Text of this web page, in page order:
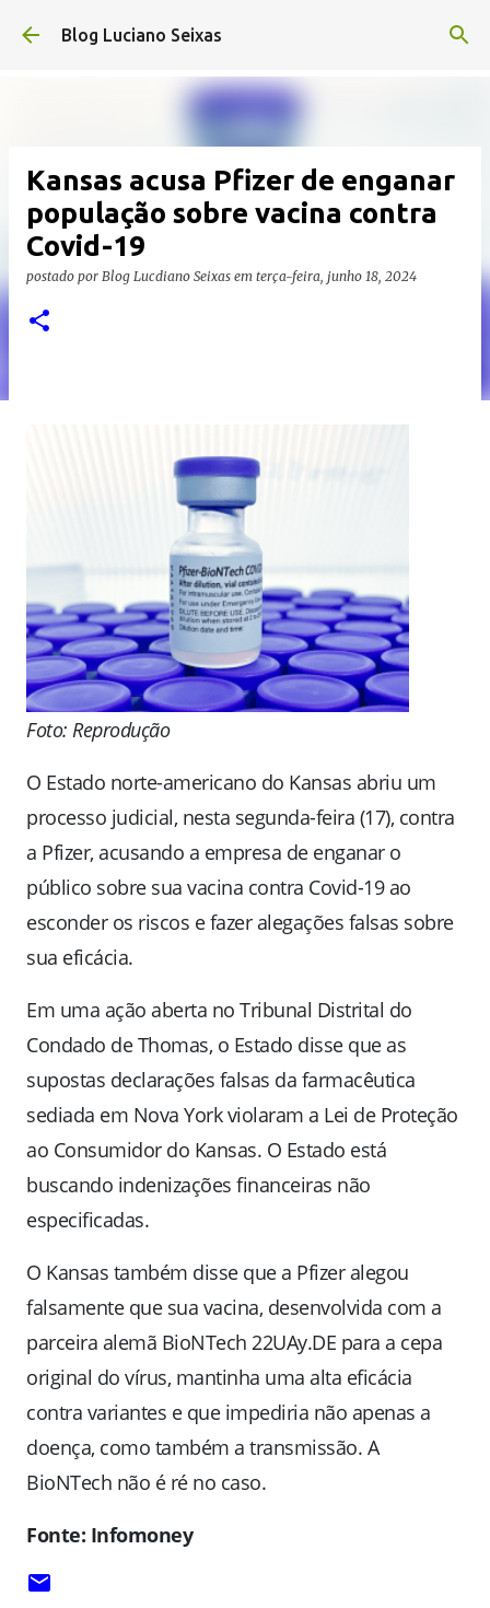
Pular para o conteúdo principal
Blog Luciano Seixas
Kansas acusa Pfizer de enganar
população sobre vacina contra
Covid-19
postado por Blog Lucdiano Seixas em terça-feira, junho 18, 2024
Foto: Reprodução
O Estado norte-americano do Kansas abriu um
processo judicial, nesta segunda-feira (17), contra
a Pfizer, acusando a empresa de enganar o
público sobre sua vacina contra Covid-19 ao
esconder os riscos e fazer alegações falsas sobre
sua eficácia.
Em uma ação aberta no Tribunal Distrital do
Condado de Thomas, o Estado disse que as
supostas declarações falsas da farmacêutica
sediada em Nova York violaram a Lei de Proteção
ao Consumidor do Kansas. O Estado está
buscando indenizações financeiras não
especificadas.
O Kansas também disse que a Pfizer alegou
falsamente que sua vacina, desenvolvida com a
parceira alemã BioNTech 22UAy.DE para a cepa
original do vírus, mantinha uma alta eficácia
contra variantes e que impediria não apenas a
doença, como também a transmissão. A
BioNTech não é ré no caso.
Fonte: Infomoney